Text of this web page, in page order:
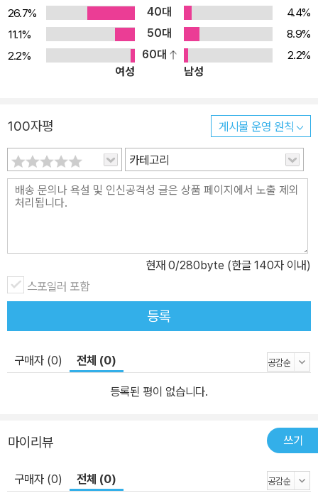
26.7%
40대
4.4%
11.1%
50대
8.9%
2.2%
60대
2.2%
여성
남성
100자평 게시물 운영 원칙
카테고리
현재 0/280byte (한글 140자 이내)
스포일러 포함
등록
구매자 (0) 전체 (0)
등록된 평이 없습니다.
마이리뷰 쓰기
구매자 (0) 전체 (0)